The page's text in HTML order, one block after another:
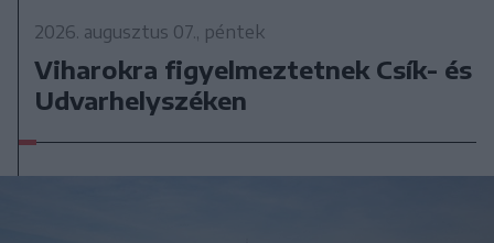
2026. augusztus 07., péntek
Viharokra figyelmeztetnek Csík- és
Udvarhelyszéken